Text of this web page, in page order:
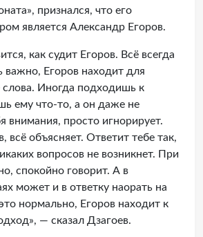
признался, что его
является Александр Егоров.
как судит Егоров. Всё всегда
важно, Егоров находит для
Иногда подходишь к
ему что-то, а он даже не
внимания, просто игнорирует.
всё объясняет. Ответит тебе так,
вопросов не возникнет. При
спокойно говорит. А в
может и в ответку наорать на
нормально, Егоров находит к
— сказал Дзагоев.